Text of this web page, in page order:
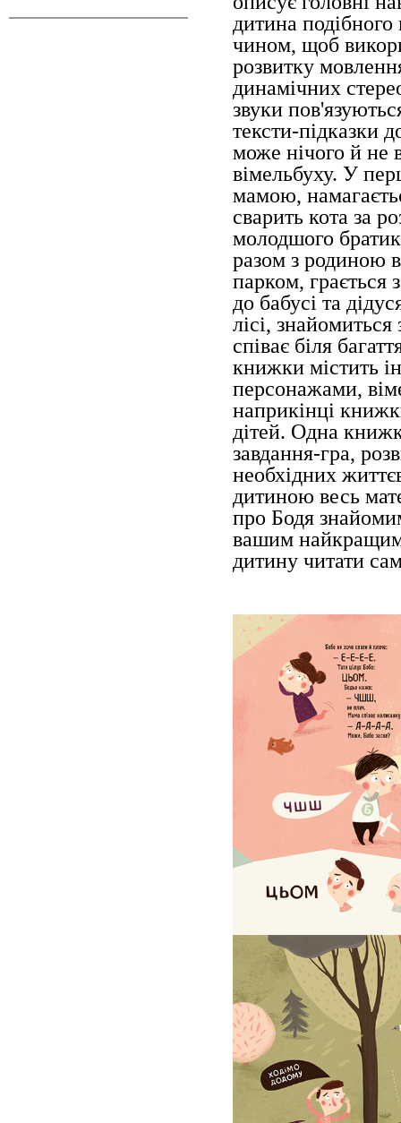
дитина подібного
чином, щоб
розвитку
динамічних
звуки
тексти-підказки
може нічого й не
вімельбуху. У
мамою,
сварить кота за
молодшого
разом з родиною
парком, грається
до бабусі та
лісі,
співає біля
книжки містить
персонажами,
наприкінці
дітей. Одна
завдання-гра,
необхідних
дитиною весь
про Бодя
вашим
дитину читати